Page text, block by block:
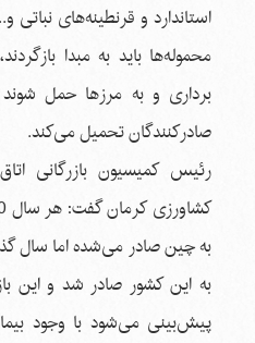
استاندارد و قرنطینه‌های
محموله‌ها باید به مبدا
برداری و به مرزها حمل
صادرکنندگان تحمیل می‌کند.
رئیس کمیسیون بازرگانی
به چین صادر می‌شده اما سال
به این کشور صادر شد و این